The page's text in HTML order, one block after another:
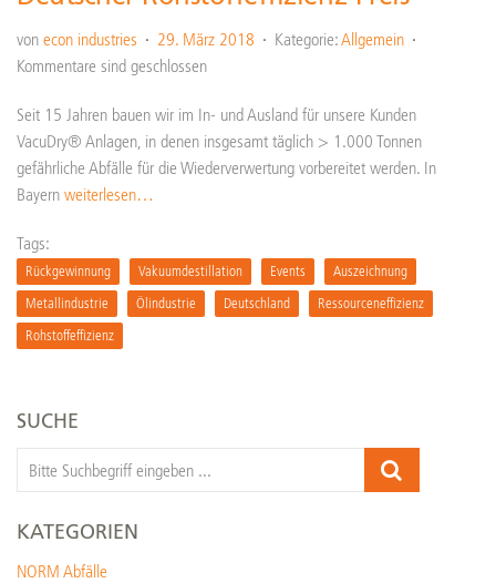
von econ industries 29. März 2018 Kategorie:Allgemein
Kommentare sind geschlossen
Seit 15 Jahren bauen wir im In- und Ausland für unsere Kunden
VacuDry® Anlagen, in denen insgesamt täglich > 1.000 Tonnen
gefährliche Abfälle für die Wiederverwertung vorbereitet werden. In
Bayern weiterlesen…
Tags:
Rückgewinnung Vakuumdestillation Events
Auszeichnung
Metallindustrie
Ölindustrie Deutschland
Ressourceneffizienz
Rohstoffeffizienz
SUCHE
KATEGORIEN
NORM Abfälle